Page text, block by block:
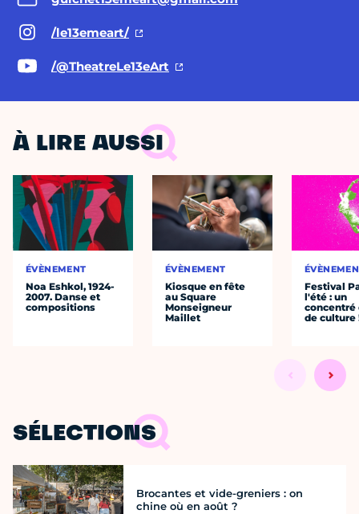
/le13emeart/
/@TheatreLe13eArt
À LIRE AUSSI
ÉVÈNEMENT
Noa Eshkol, 1924-
2007. Danse et
compositions
ÉVÈNEMENT
Kiosque en fête
au Square
Monseigneur
Maillet
Festival
l'été : un
concentré
de culture
SÉLECTIONS
Brocantes et vide-greniers : on
chine où en août ?